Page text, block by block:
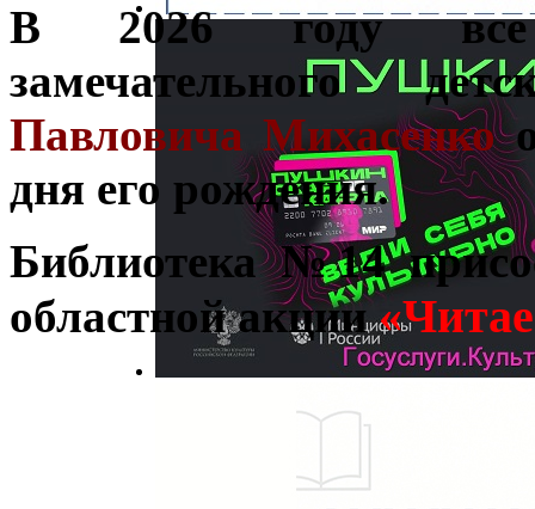
В 2026 году все
замечательного
Павловича Михасенко
дня его рождения.
Библиотека №14
областной акции